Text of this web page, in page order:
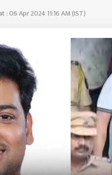
: 06 Apr 2024 11:16 AM (IST)